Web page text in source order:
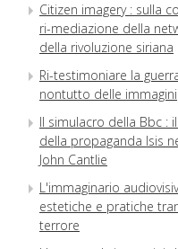
Citizen imagery : sulla
ri-mediazione della
della rivoluzione siriana
Ri-testimoniare la
nontutto delle immagini
Il simulacro della Bbc :
della propaganda Isis
John Cantlie
L'immaginario
estetiche e pratiche
terrore